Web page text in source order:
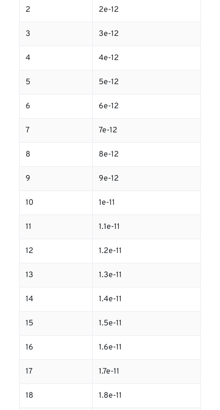
2 2e-12
3 3e-12
4 4e-12
5 5e-12
6 6e-12
7 7e-12
8 8e-12
9 9e-12
10 1e-11
11 1.1e-11
12 1.2e-11
13 1.3e-11
14 1.4e-11
15 1.5e-11
16 1.6e-11
17 1.7e-11
18 1.8e-11